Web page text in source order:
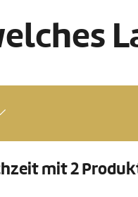
mit 2